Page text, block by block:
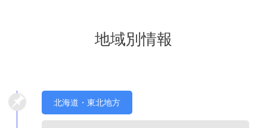
地域別情報
北海道・東北地方